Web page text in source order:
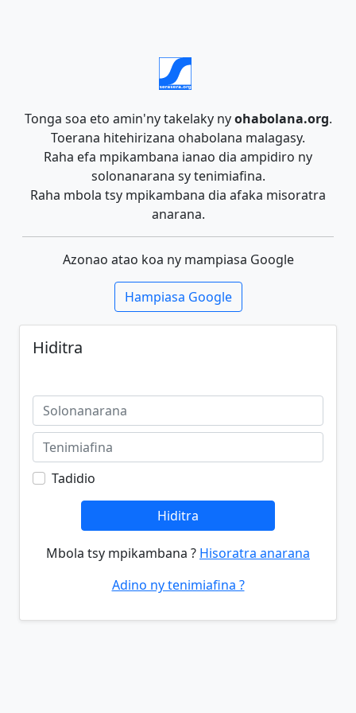
Tonga soa eto amin'ny takelaky nyohabolana.org.
Toerana hitehirizana ohabolana malagasy.
Raha efa mpikambana ianao dia ampidiro ny
solonanarana sy tenimiafina.
Raha mbola tsy mpikambana dia afaka misoratra
anarana.
Azonao atao koa ny mampiasa Google
Hampiasa Google
Hiditra
Tadidio
Hiditra
Mbola tsy mpikambana ? Hisoratra anarana
Adino ny tenimiafina ?